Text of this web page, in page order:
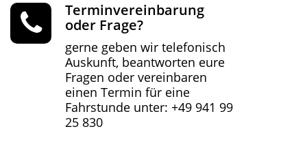
Terminvereinbarung
oder Frage?
gerne geben wir telefonisch
Auskunft, beantworten eure
Fragen oder vereinbaren
einen Termin für eine
Fahrstunde unter: +49 941 99
25 830